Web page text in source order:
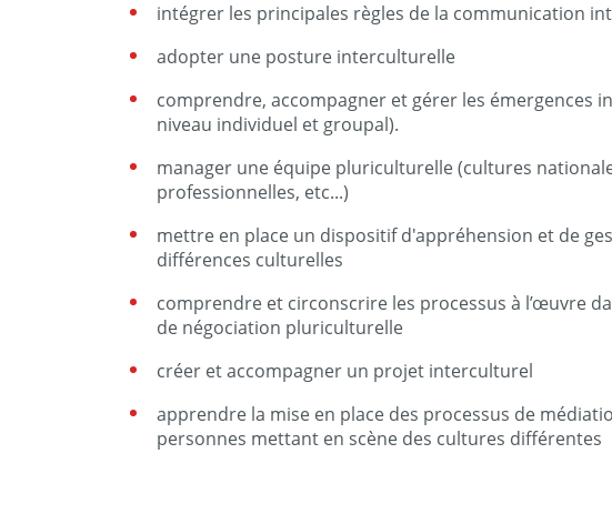
intégrer les principales règles de la communication
adopter une posture interculturelle
comprendre, accompagner et gérer les émergences
niveau individuel et groupal).
manager une équipe pluriculturelle (cultures
professionnelles, etc...)
mettre en place un dispositif d'appréhension et de
différences culturelles
comprendre et circonscrire les processus à l’œuvre
de négociation pluriculturelle
créer et accompagner un projet interculturel
apprendre la mise en place des processus de
personnes mettant en scène des cultures différentes